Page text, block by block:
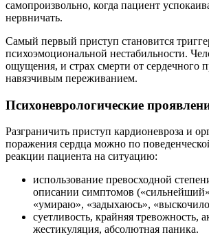
самопроизвольно, когда пациент
нервничать.
Самый первый приступ становится
психоэмоциональной нестабильности.
ощущения, и страх смерти от сердечного
навязчивым переживанием.
Психоневрологические
Разграничить приступ кардионевроза и
поражения сердца можно по
реакции пациента на ситуацию:
использование превосходной
описании симптомов
«умираю», «задыхаюсь»,
суетливость, крайняя тревожность,
жестикуляция, абсолютная паника.